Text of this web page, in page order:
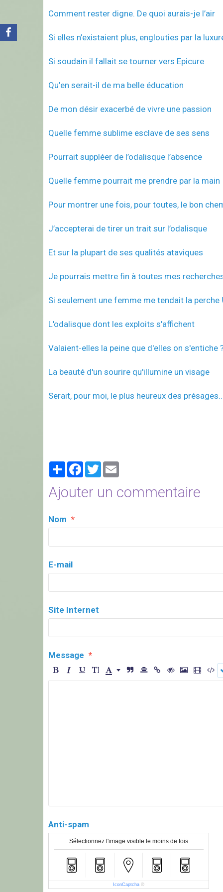
Comment rester digne. De quoi aurais-je l’air
Si elles n’existaient plus, englouties par la
Si soudain il fallait se tourner vers Epicure
Qu’en serait-il de ma belle éducation
De mon désir exacerbé de vivre une passion
Quelle femme sublime esclave de ses sens
Pourrait suppléer de l’odalisque l’absence
Quelle femme pourrait me prendre par la main
Pour montrer une fois, pour toutes, le bon
J’accepterai de tirer un trait sur l’odalisque
Et sur la plupart de ses qualités ataviques
Je pourrais mettre fin à toutes mes
Si seulement une femme me tendait la perche
L'odalisque dont les exploits s'affichent
Valaient-elles la peine que d'elles on s'entiche
La beauté d'un sourire qu'illumine un visage
Serait, pour moi, le plus heureux des
PartagerFacebook
Twitter
Ajouter un commentaire
Nom
E-mail
Site Internet
Message
Anti-spam
Sélectionnez l'image visible le moins de fois
IconCaptcha ©